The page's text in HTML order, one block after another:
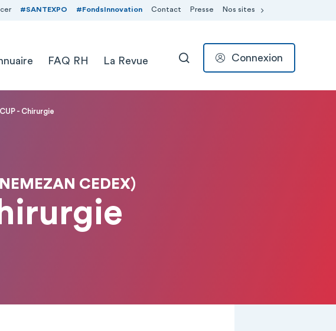
#SANTEXPO #FondsInnovation Contact Presse Nos sites
FAQ RH La Revue RECHERCHER
Connexion
- Chirurgie
CEDEX)